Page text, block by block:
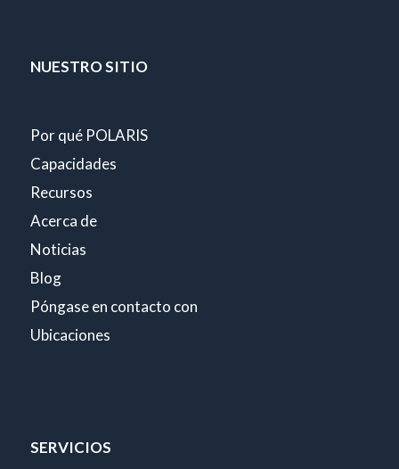
NUESTRO SITIO
Por qué POLARIS
Capacidades
Recursos
Acerca de
Noticias
Blog
Póngase en contacto con
Ubicaciones
SERVICIOS